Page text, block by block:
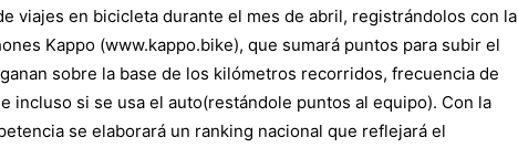
viajes en bicicleta durante el mes de abril, registrándolos con la
Kappo (www.kappo.bike), que sumará puntos para subir el
sobre la base de los kilómetros recorridos, frecuencia de
incluso si se usa el auto(restándole puntos al equipo). Con la
se elaborará un ranking nacional que reflejará el